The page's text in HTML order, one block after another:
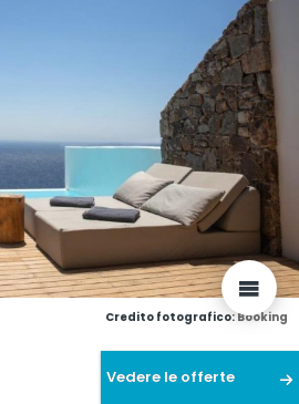
Credito fotografico:Booking
Vedere le offerte